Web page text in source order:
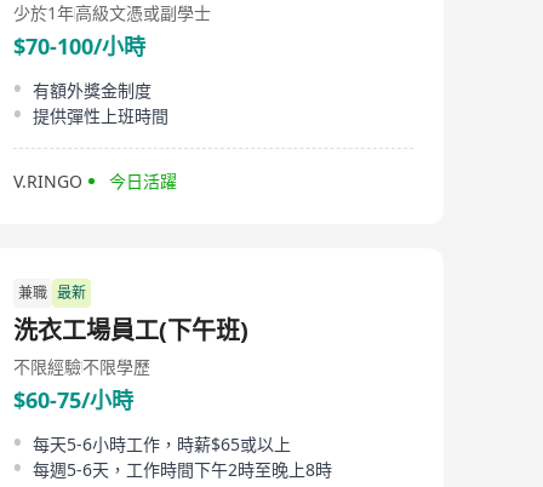
少於1年高級文憑或副學士
$70-100/小時
有額外獎金制度
提供彈性上班時間
V.RINGO 今日活躍
兼職 最新
洗衣工場員工(下午班)
不限經驗不限學歷
$60-75/小時
每天5-6小時工作，時薪$65或以上
每週5-6天，工作時間下午2時至晚上8時